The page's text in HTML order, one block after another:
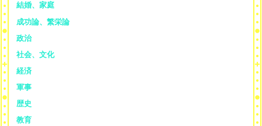
結婚、家庭
成功論、繁栄論
政治
社会、文化
経済
軍事
歴史
教育